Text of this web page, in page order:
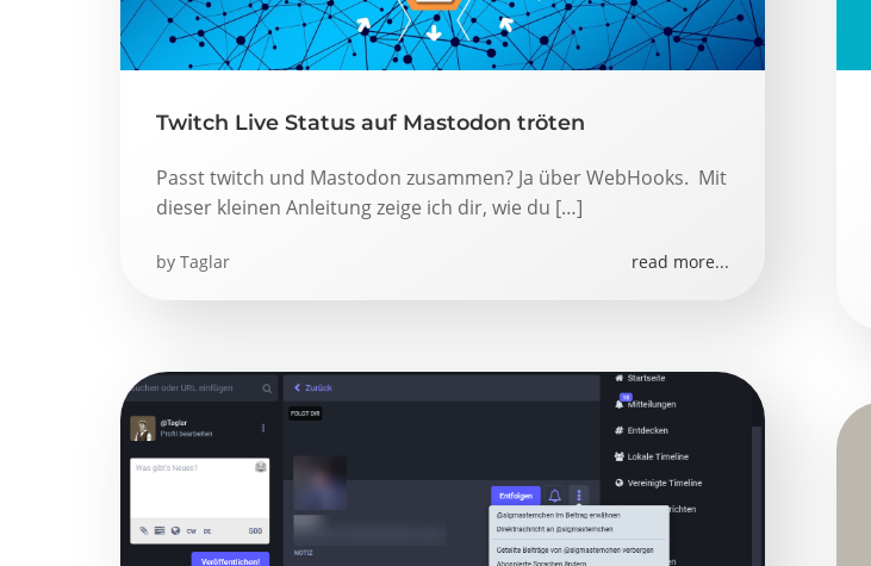
Twitch Live Status auf Mastodon tröten
Passt twitch und Mastodon zusammen? Ja über WebHooks. Mit
dieser kleinen Anleitung zeige ich dir, wie du […]
by Taglar read more...